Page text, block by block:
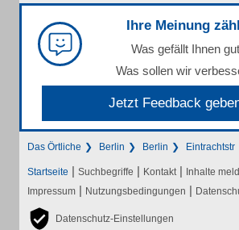
Ihre Meinung
Was gefällt Ihnen
Was sollen wir
Jetzt Feedback
Das Örtliche Berlin Berlin Eintrachtstr
Startseite | Suchbegriffe | Kontakt | Inhalte
Impressum | Nutzungsbedingungen |
Datenschutz-Einstellungen